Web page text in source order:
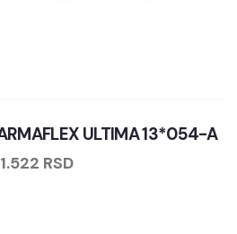
ULTIMA 13*054-A
1.522 RSD